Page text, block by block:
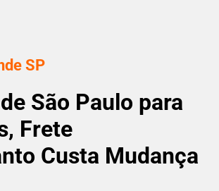
SP
São Paulo para
Frete
Custa Mudança